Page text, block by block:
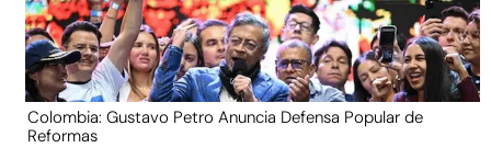
Colombia: Gustavo Petro Anuncia Defensa Popular de
Reformas